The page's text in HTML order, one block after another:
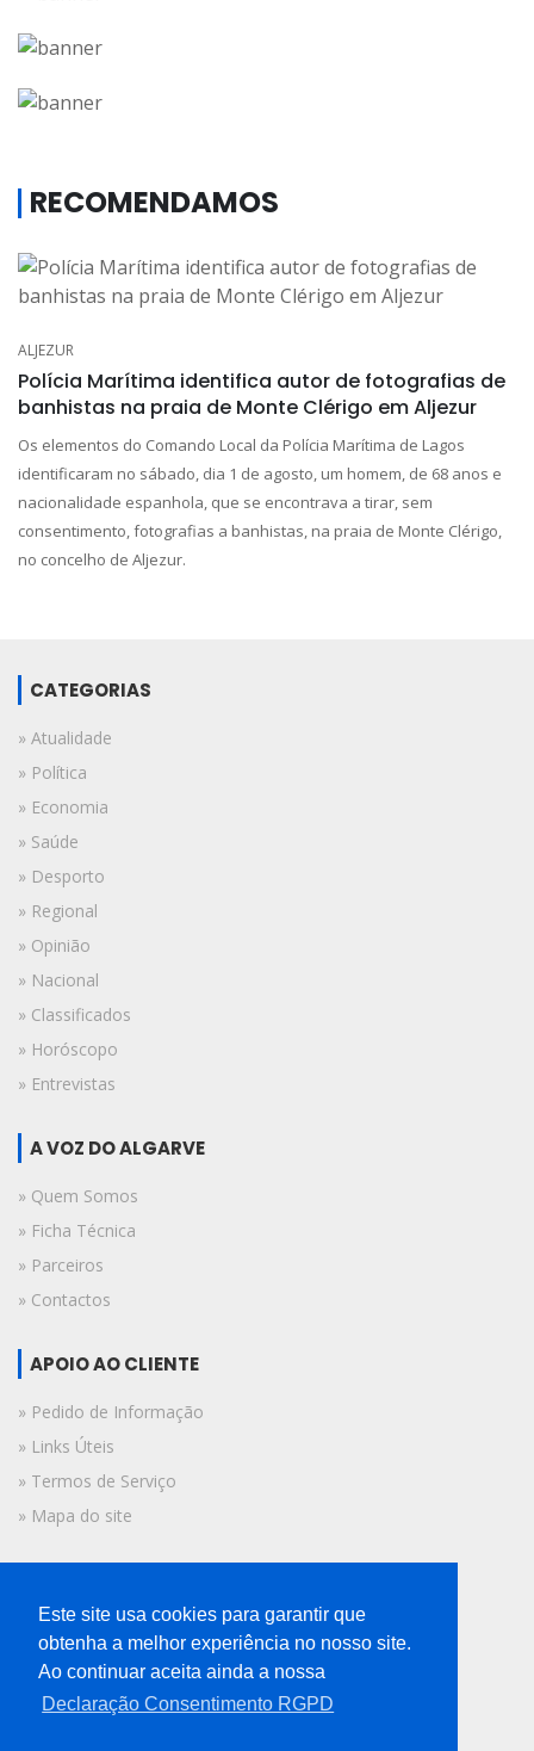
RECOMENDAMOS
ALJEZUR
Polícia Marítima identifica autor de fotografias de
banhistas na praia de Monte Clérigo em Aljezur
Os elementos do Comando Local da Polícia Marítima de Lagos
identificaram no sábado, dia 1 de agosto, um homem, de 68 anos e
nacionalidade espanhola, que se encontrava a tirar, sem
consentimento, fotografias a banhistas, na praia de Monte Clérigo,
no concelho de Aljezur.
CATEGORIAS
» Atualidade
» Política
» Economia
» Saúde
» Desporto
» Regional
» Opinião
» Nacional
» Classificados
» Horóscopo
» Entrevistas
A VOZ DO ALGARVE
» Quem Somos
» Ficha Técnica
» Parceiros
» Contactos
APOIO AO CLIENTE
» Pedido de Informação
» Links Úteis
» Termos de Serviço
» Mapa do site
© 2019 A Voz do Algarve.
Todos os direitos reservados.
Este site usa cookies para garantir que
obtenha a melhor experiência no nosso site.
Ao continuar aceita ainda a nossa
Declaração Consentimento RGPD